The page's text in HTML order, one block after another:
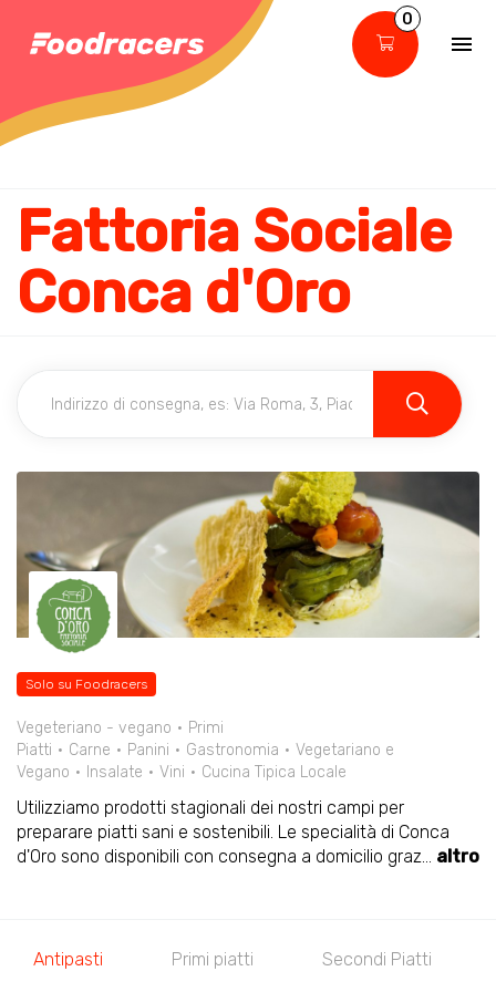
0
Fattoria Sociale
Conca d'Oro
Solo su Foodracers
Vegeteriano - vegano
Primi
Piatti
Carne Panini Gastronomia
Vegetariano e
Vegano
Insalate Vini Cucina Tipica Locale
Utilizziamo prodotti stagionali dei nostri campi per
preparare piatti sani e sostenibili. Le specialità di Conca
d'Oro sono disponibili con consegna a domicilio graz... altro
Antipasti Primi piatti Secondi Piatti